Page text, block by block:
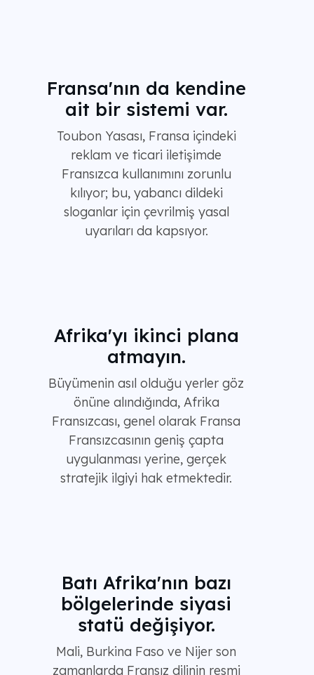
Fransa'nın da kendine
ait bir sistemi var.
Toubon Yasası, Fransa içindeki
reklam ve ticari iletişimde
Fransızca kullanımını zorunlu
kılıyor; bu, yabancı dildeki
sloganlar için çevrilmiş yasal
uyarıları da kapsıyor.
Afrika'yı ikinci plana
atmayın.
Büyümenin asıl olduğu yerler göz
önüne alındığında, Afrika
Fransızcası, genel olarak Fransa
Fransızcasının geniş çapta
uygulanması yerine, gerçek
stratejik ilgiyi hak etmektedir.
Batı Afrika'nın bazı
bölgelerinde siyasi
statü değişiyor.
Mali, Burkina Faso ve Nijer son
zamanlarda Fransız dilinin resmi